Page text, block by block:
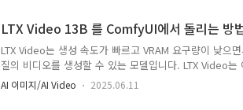
비는 20유로 정도 달라더군요. 너무 바가지이긴 한데 그
택시 운전사가 폼페이까지 70유로에 데려다 주겠다고 호
폴리 역에 내려서 기차표를 사고 역까지 가서 다시 폼페
그냥 택시타..
LTX Video 13B 를 ComfyUI에서 돌리는 방
LTX Video는 생성 속도가 빠르고 VRAM 요구량이 낮으
질의 비디오를 생성할 수 있는 모델입니다. LTX Video는
데, 오늘 소개시켜드리는 LTXV-13B는 매개변수가 130억
모델에 비해 6배나 커졌습니다. 즉 이론적으로는 좀더 프
AI 이미지/AI Video 2025.06.11